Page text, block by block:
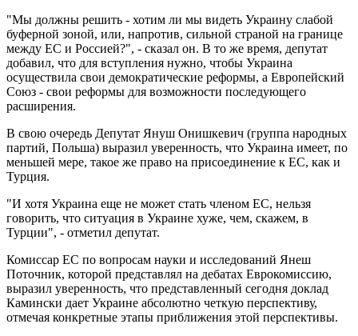
"Мы должны решить - хотим ли мы видеть Украину слабой
буферной зоной, или, напротив, сильной страной на границе
между ЕС и Россией?", - сказал он. В то же время, депутат
добавил, что для вступления нужно, чтобы Украина
осуществила свои демократические реформы, а Европейский
Союз - свои реформы для возможности последующего
расширения.
В свою очередь Депутат Януш Онишкевич (группа народных
партий, Польша) выразил уверенность, что Украина имеет, по
меньшей мере, такое же право на присоединение к ЕС, как и
Турция.
"И хотя Украина еще не может стать членом ЕС, нельзя
говорить, что ситуация в Украине хуже, чем, скажем, в
Турции", - отметил депутат.
Комиссар ЕС по вопросам науки и исследований Янеш
Поточник, которой представлял на дебатах Еврокомиссию,
выразил уверенность, что представленный сегодня доклад
Камински дает Украине абсолютно четкую перспективу,
отмечая конкретные этапы приближения этой перспективы.